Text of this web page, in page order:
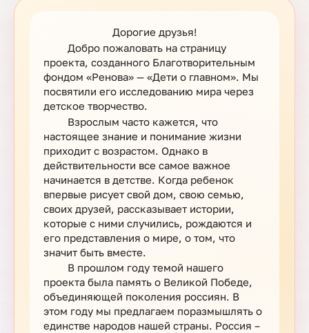
Дорогие друзья!
Добро пожаловать на страницу
проекта, созданного Благотворительным
фондом «Ренова» — «Дети о главном». Мы
посвятили его исследованию мира через
детское творчество.
Взрослым часто кажется, что
настоящее знание и понимание жизни
приходит с возрастом. Однако в
действительности все самое важное
начинается в детстве. Когда ребенок
впервые рисует свой дом, свою семью,
своих друзей, рассказывает истории,
которые с ними случились, рождаются и
его представления о мире, о том, что
значит быть вместе.
В прошлом году темой нашего
проекта была память о Великой Победе,
объединяющей поколения россиян. В
этом году мы предлагаем поразмышлять о
единстве народов нашей страны. Россия –